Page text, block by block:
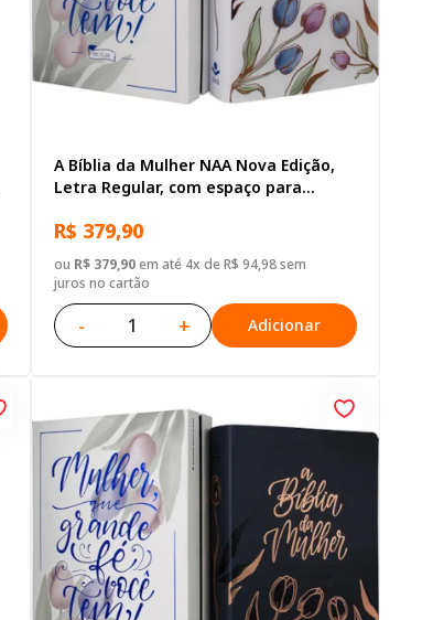
A Bíblia da Mulher NAA Nova Edição,
Letra Regular, com espaço para
Sintético Ilustrada: Lilas
R$ 379,90
ou R$ 379,90em até 4x de R$ 94,98 sem
juros no cartão
- + Adicionar